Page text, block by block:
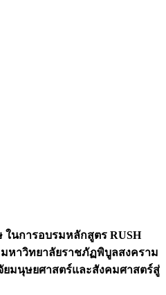
ในการอบรมหลักสูตร RUSH
หาวิทยาลัยราชภัฏพิบูลสงคราม
มนุษยศาสตร์และสังคมศาสตร์สู่